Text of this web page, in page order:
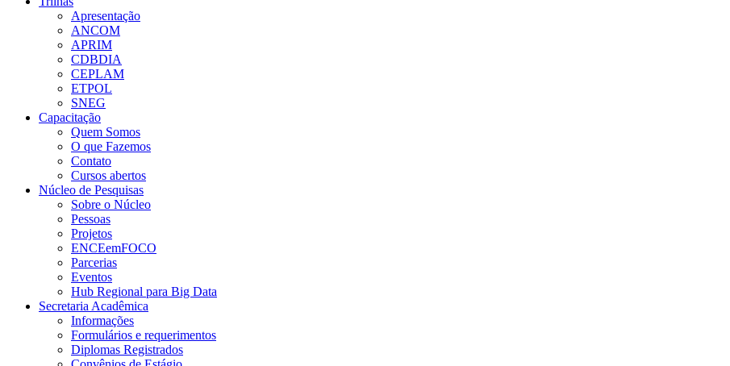
Apresentação
ANCOM
APRIM
CDBDIA
CEPLAM
ETPOL
SNEG
Capacitação
Quem Somos
O que Fazemos
Contato
Cursos abertos
Núcleo de Pesquisas
Sobre o Núcleo
Pessoas
Projetos
ENCEemFOCO
Parcerias
Eventos
Hub Regional para Big Data
Secretaria Acadêmica
Informações
Formulários e requerimentos
Diplomas Registrados